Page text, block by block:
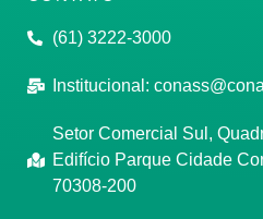
(61) 3222-3000
Institucional:
Setor Comercial Sul,
Edifício Parque Cidade
70308-200